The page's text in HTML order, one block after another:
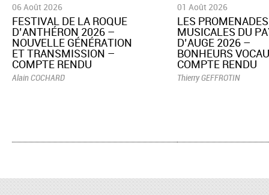
06 Août 2026
​FESTIVAL DE LA ROQUE
D’ANTHÉRON 2026 –
NOUVELLE GÉNÉRATION
ET TRANSMISSION –
COMPTE RENDU
Alain COCHARD
01 Août 2026
LES PROMENADES
MUSICALES DU
D’AUGE 2026 –
BONHEURS
COMPTE RENDU
Thierry GEFFROTIN